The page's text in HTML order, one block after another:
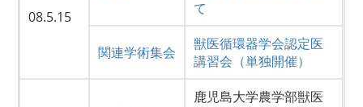
08.5.15
て
関連学術集会
獣医循環器学会認定医
講習会（単独開催）
鹿児島大学農学部獣医